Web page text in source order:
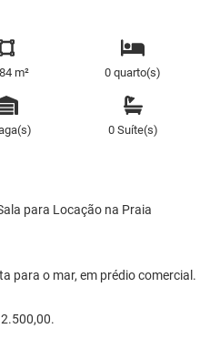
m² 0 quarto(s)
0 Suíte(s)
para Locação na Praia
para o mar, em prédio comercial.